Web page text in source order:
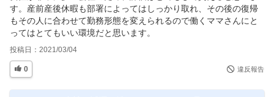
す。産前産後休暇も部署によってはしっかり取れ、その後の復帰
もその人に合わせて勤務形態を変えられるので働くママさんにと
ってはとてもいい環境だと思います。
投稿日： 2021/03/04
0 違反報告